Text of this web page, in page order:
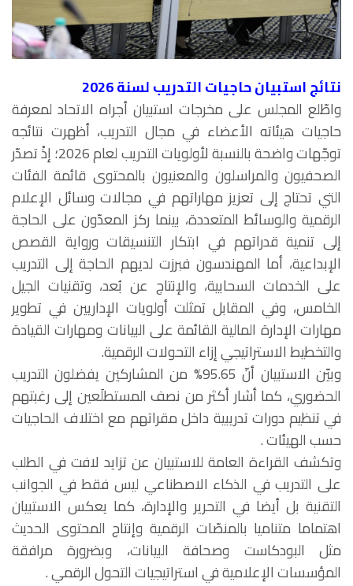
نتائج استبيان حاجيات التدريب لسنة 2026
واطّلع المجلس على مخرجات استبيان أجراه الاتحاد لمعرفة
حاجيات هيئاته الأعضاء في مجال التدريب، أظهرت نتائجه
توجّهات واضحة بالنسبة لأولويات التدريب لعام 2026؛ إذْ تصدّر
الصحفيون والمراسلون والمعنيون بالمحتوى قائمة الفئات
التي تحتاج إلى تعزيز مهاراتهم في مجالات وسائل الإعلام
الرقمية والوسائط المتعددة، بينما ركز المعدّون على الحاجة
إلى تنمية قدراتهم في ابتكار التنسيقات ورواية القصص
الإبداعية، أما المهندسون فبرزت لديهم الحاجة إلى التدريب
على الخدمات السحابية، والإنتاج عن بُعد، وتقنيات الجيل
الخامس، وفي المقابل تمثلت أولويات الإداريين في تطوير
مهارات الإدارة المالية القائمة على البيانات ومهارات القيادة
والتخطيط الاستراتيجي إزاء التحولات الرقمية.
وبيّن الاستبيان أنّ 95.65% من المشاركين يفضلون التدريب
الحضوري، كما أشار أكثر من نصف المستطلَعين إلى رغبتهم
في تنظيم دورات تدريبية داخل مقراتهم مع اختلاف الحاجيات
حسب الهيئات .
وتكشف القراءة العامة للاستبيان عن تزايد لافت في الطلب
على التدريب في الذكاء الاصطناعي ليس فقط في الجوانب
التقنية بل أيضا في التحرير والإدارة، كما يعكس الاستبيان
اهتماما متناميا بالمنصّات الرقمية وإنتاج المحتوى الحديث
مثل البودكاست وصحافة البيانات، وبضرورة مرافقة
المؤسسات الإعلامية في استراتيجيات التحول الرقمي .